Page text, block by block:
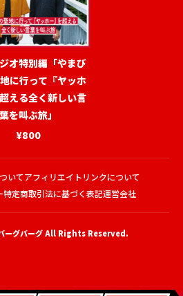
オ特別編「やまび
に行って『ヤッホ
える全く新しい言
葉を叫ぶ旅」
¥800
いてアフィリエイトリンクについて
特定商取引法に基づく表記運営会社
ーグバーグAll Rights Reserved.